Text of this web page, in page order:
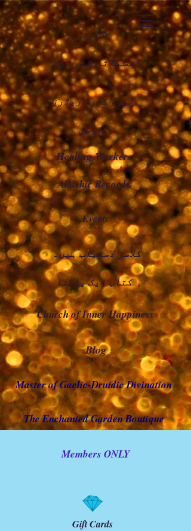
گھر
نفسیاتی قارئین
ٹیرو کارڈ ریڈرز
نجومی
Healing Workers
Akashic Records
Events
کلاسز دستیاب ہیں۔
کتاب ایک پڑھنا
Church of Inner Happiness
Blog
Master of Gaelic-Druidic Divination
The Enchanted Garden Boutique
Members ONLY
Gift Cards